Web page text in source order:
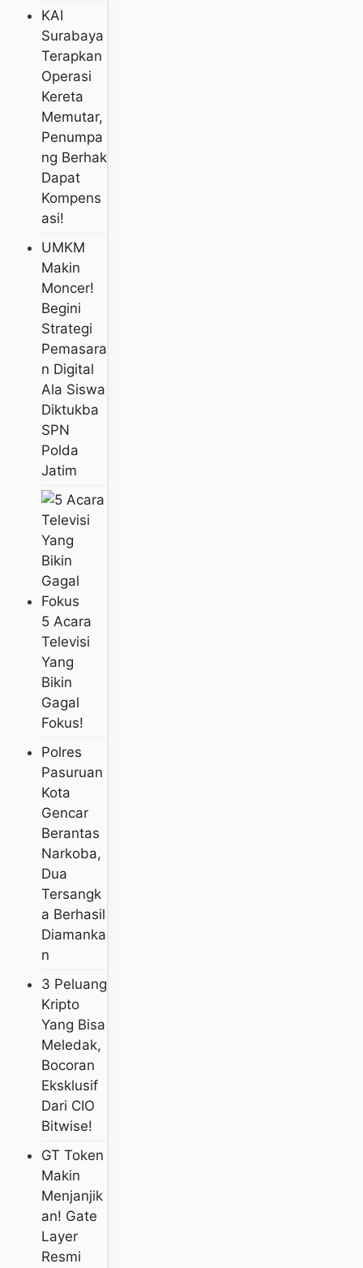
KAI
Surabaya
Terapkan
Operasi
Kereta
Memutar,
Penumpa
Ng Berhak
Dapat
Kompens
Asi!
UMKM
Makin
Moncer!
Begini
Strategi
Pemasara
N Digital
Ala Siswa
Diktukba
SPN
Polda
Jatim
5 Acara
Televisi
Yang
Bikin
Gagal
Fokus!
Polres
Pasuruan
Kota
Gencar
Berantas
Narkoba,
Dua
Tersangk
A Berhasil
Diamanka
N
3 Peluang
Kripto
Yang Bisa
Meledak,
Bocoran
Eksklusif
Dari CIO
Bitwise!
GT Token
Makin
Menjanjik
An! Gate
Layer
Resmi